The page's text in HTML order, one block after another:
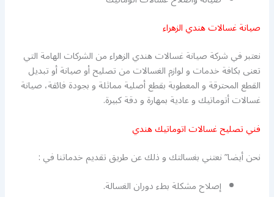
صيانة غسالات هندي الزهراء
نعتبر في شركة صيانة غسالات هندي الزهراء من الشركات الهامة التي
تعنى بكافة خدمات و لوازم الغسالات من تصليح أو صيانة أو تبديل
القطع المحترقة و المعطوبة بقطع أصلية مماثلة و بجودة فائقة، صيانة
غسالات أتوماتيك و عادية بمهارة و دقة كبيرة.
فني تصليح غسالات اتوماتيك هندي
نحن أيضا” نعتني بغسالتك و ذلك عن طريق تقديم خدماتنا في :
إصلاح مشكلة بطء دوران الغسالة.